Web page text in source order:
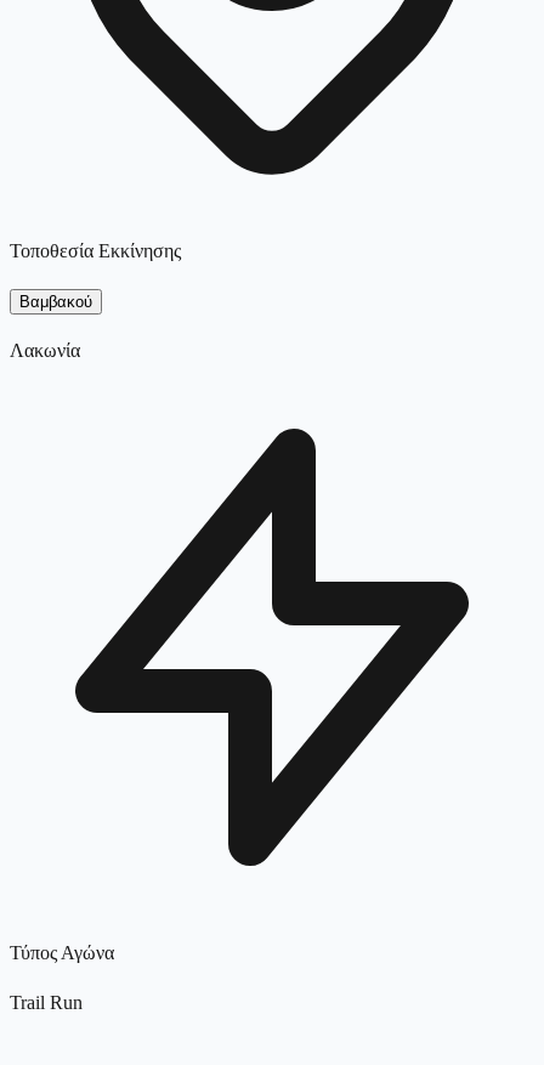
Τοποθεσία Εκκίνησης
Βαμβακού
Λακωνία
Τύπος Αγώνα
Trail Run